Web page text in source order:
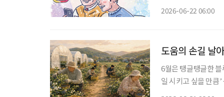
2026-06-22 06:00
도움의 손길 날
6월은 탱글탱글한
일 시키고 싶을 만큼’ 농장